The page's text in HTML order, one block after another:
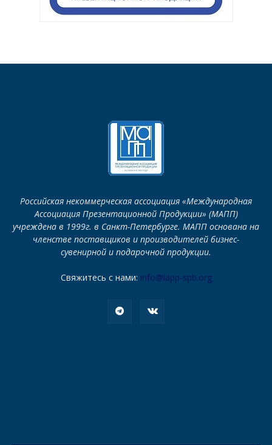
Российская некоммерческая ассоциация «Международная
Ассоциация Презентационной Продукции» (МАПП)
учреждена в 1999г. в Санкт-Петербурге. МАПП основана на
членстве поставщиков и производителей бизнес-
сувенирной и подарочной продукции.
Свяжитесь с нами: info@iapp-spb.org